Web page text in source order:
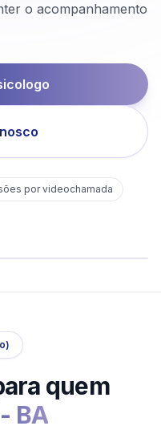
o acompanhamento
por videochamada
quem
BA